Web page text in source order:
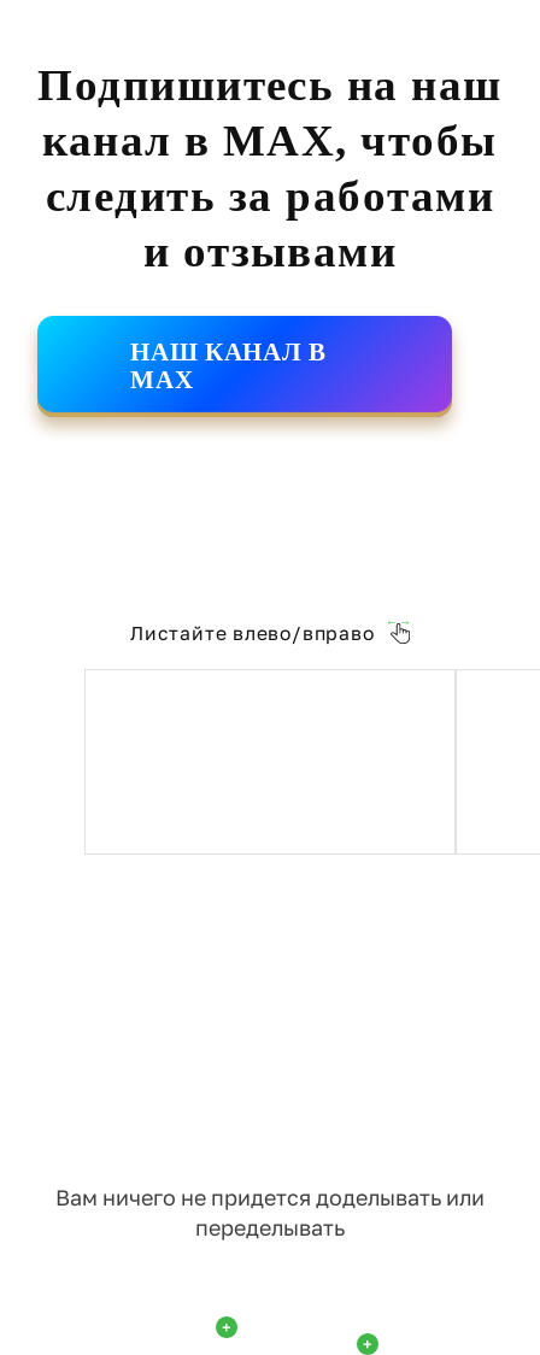
Подпишитесь на наш
канал в MAX, чтобы
следить за работами
и отзывами
НАШ КАНАЛ В
MAX
Листайте влево/вправо
Вам ничего не придется доделывать или
переделывать
+
+